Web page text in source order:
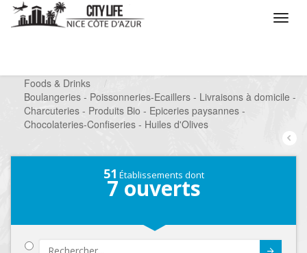
Foods & Drinks
/
Boulangeries - Poissonneries-Ecaillers - Livraisons à domicile -
Charcuteries - Produits Bio - Epiceries paysannes -
Chocolateries-Confiseries - Huiles d'Olives
51 Établissements dont
7 ouverts